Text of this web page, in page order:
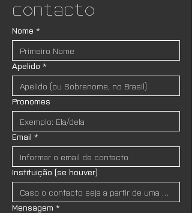
Contacto
Nome *
Apelido *
Pronomes
Email *
Instituição (se houver)
Mensagem *